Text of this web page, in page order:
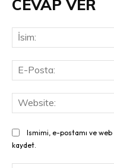
CEVAP VER
Ismimi, e-postamı ve
kaydet.